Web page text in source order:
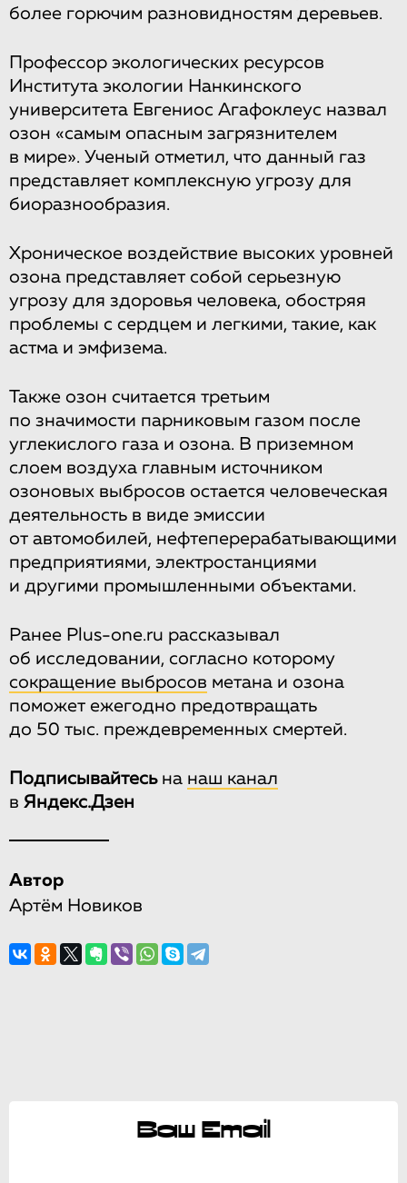
более горючим разновидностям деревьев.
Профессор экологических ресурсов
Института экологии Нанкинского
университета Евгениос Агафоклеус назвал
озон «самым опасным загрязнителем
в мире». Ученый отметил, что данный газ
представляет комплексную угрозу для
биоразнообразия.
Хроническое воздействие высоких уровней
озона представляет собой серьезную
угрозу для здоровья человека, обостряя
проблемы с сердцем и легкими, такие, как
астма и эмфизема.
Также озон считается третьим
по значимости парниковым газом после
углекислого газа и озона. В приземном
слоем воздуха главным источником
озоновых выбросов остается человеческая
деятельность в виде эмиссии
от автомобилей, нефтеперерабатывающими
предприятиями, электростанциями
и другими промышленными объектами.
Ранее Plus-one.ru рассказывал
об исследовании, согласно которому
сокращение выбросов метана и озона
поможет ежегодно предотвращать
до 50 тыс. преждевременных смертей.
Подписывайтесьна наш канал
в Яндекс.Дзен
Автор
Артём Новиков
Ваш Email